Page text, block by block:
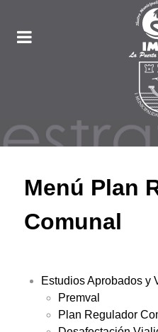
Menú Plan
Comunal
Estudios Aprobados y
Premval
Plan Regulador